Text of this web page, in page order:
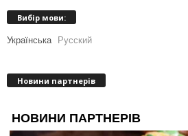
Вибір мови:
Українська Русский
Новини партнерів